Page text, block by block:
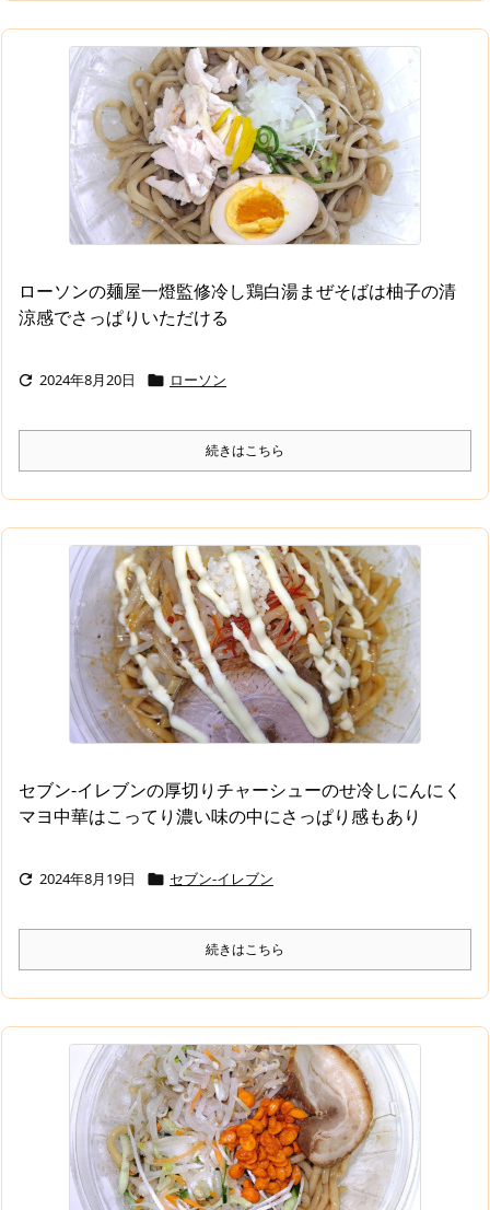
ローソンの麺屋一燈監修冷し鶏白湯まぜそばは柚子の清
涼感でさっぱりいただける
 2024年8月20日  ローソン
続きはこちら
セブン-イレブンの厚切りチャーシューのせ冷しにんにく
マヨ中華はこってり濃い味の中にさっぱり感もあり
 2024年8月19日  セブン-イレブン
続きはこちら